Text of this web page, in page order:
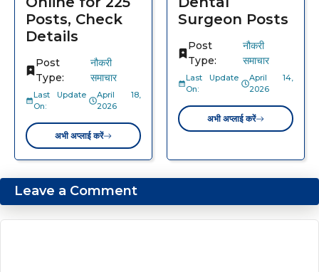
Posts, Check
Details
Post
Type:
नौकरी
समाचार
Last Update
On:
April 18,
2026
अभी अप्लाई करें
Surgeon Posts
Post
Type:
नौकरी
समाचार
Last Update
On:
April 14,
2026
अभी अप्लाई करें
Leave a Comment
Comment